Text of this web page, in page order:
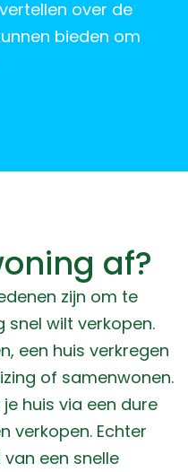
over de
bieden om
af?
zijn om te
snel wilt verkopen.
een huis verkregen
of samenwonen.
huis via een dure
verkopen. Echter
een snelle